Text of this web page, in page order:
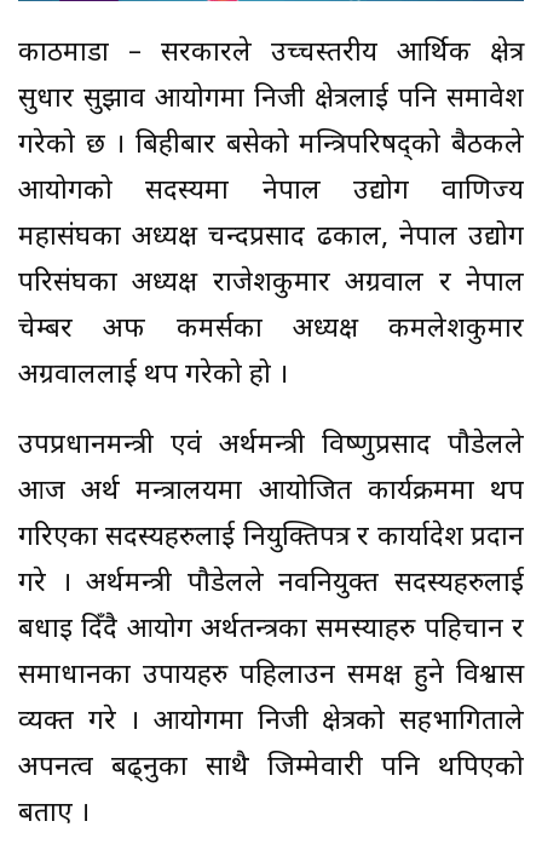
काठमाडौं – सरकारले उच्चस्तरीय आर्थिक क्षेत्र
सुधार सुझाव आयोगमा निजी क्षेत्रलाई पनि समावेश
गरेको छ । बिहीबार बसेको मन्त्रिपरिषद्को बैठकले
आयोगको सदस्यमा नेपाल उद्योग वाणिज्य
महासंघका अध्यक्ष चन्दप्रसाद ढकाल, नेपाल उद्योग
परिसंघका अध्यक्ष राजेशकुमार अग्रवाल र नेपाल
चेम्बर अफ कमर्सका अध्यक्ष कमलेशकुमार
अग्रवाललाई थप गरेको हो ।
उपप्रधानमन्त्री एवं अर्थमन्त्री विष्णुप्रसाद पौडेलले
आज अर्थ मन्त्रालयमा आयोजित कार्यक्रममा थप
गरिएका सदस्यहरुलाई नियुक्तिपत्र र कार्यादेश प्रदान
गरे । अर्थमन्त्री पौडेलले नवनियुक्त सदस्यहरुलाई
बधाइ दिँदै आयोग अर्थतन्त्रका समस्याहरु पहिचान र
समाधानका उपायहरु पहिलाउन समक्ष हुने विश्वास
व्यक्त गरे । आयोगमा निजी क्षेत्रको सहभागिताले
अपनत्व बढ्नुका साथै जिम्मेवारी पनि थपिएको
बताए ।